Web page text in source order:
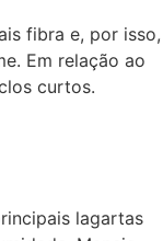
fibra e, por isso,
Em relação ao
curtos.
lagartas